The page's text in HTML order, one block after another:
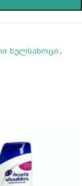
ხელსახოცი ,